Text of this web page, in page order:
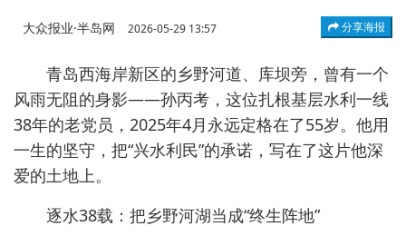
大众报业·半岛网 2026-05-29 13:57 分享海报
青岛西海岸新区的乡野河道、库坝旁，曾有一个
风雨无阻的身影——孙丙考，这位扎根基层水利一线
38年的老党员，2025年4月永远定格在了55岁。他用
一生的坚守，把“兴水利民”的承诺，写在了这片他深
爱的土地上。
逐水38载：把乡野河湖当成“终生阵地”